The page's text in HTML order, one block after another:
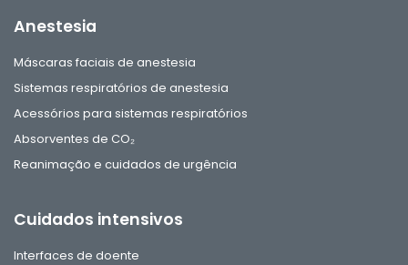
Anestesia
Máscaras faciais de anestesia
Sistemas respiratórios de anestesia
Acessórios para sistemas respiratórios
Absorventes de CO₂
Reanimação e cuidados de urgência
Cuidados intensivos
Interfaces de doente